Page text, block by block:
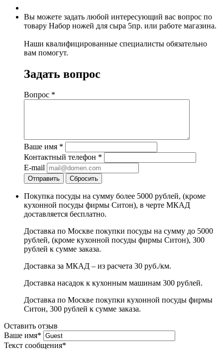
Вы можете задать любой интересующий вас вопрос по
товару Набор ножей для сыра 5пр. или работе магазина.
Наши квалифицированные специалисты обязательно
вам помогут.
Задать вопрос
Вопрос *
Ваше имя *
Контактный телефон *
E-mail
Отправить Сбросить
Покупка посуды на сумму более 5000 рублей, (кроме
кухонной посуды фирмы Ситон), в черте МКАД
доставляется бесплатно.
Доставка по Москве покупки посуды на сумму до 5000
рублей, (кроме кухонной посуды фирмы Ситон), 300
рублей к сумме заказа.
Доставка за МКАД – из расчета 30 руб./км.
Доставка насадок к кухонным машинам 300 рублей.
Доставка по Москве покупки кухонной посуды фирмы
Ситон, 300 рублей к сумме заказа.
Оставить отзыв
Ваше имя*
Текст сообщения*